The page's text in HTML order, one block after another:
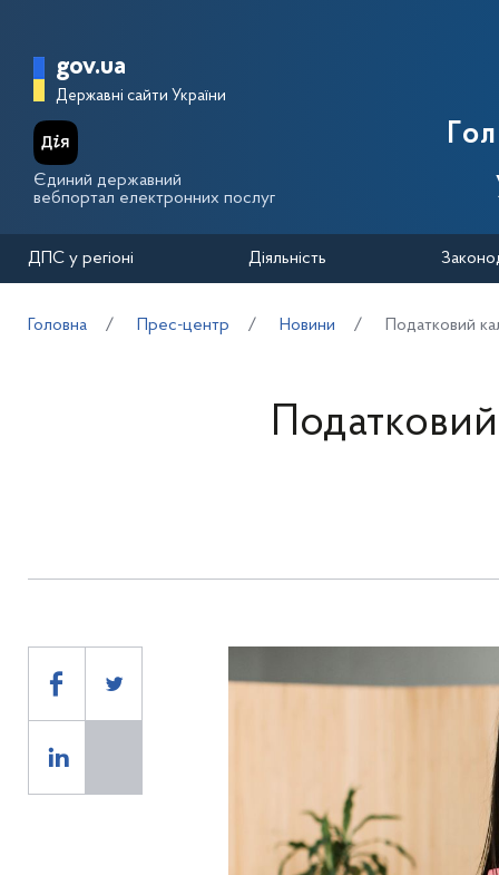
Головна сторінка Державної
gov.ua
Державні сайти України
Єдиний державний
вебпортал електронних послуг
ДПС у регіоні Діяльність
Головна Прес-центр Новини Податковий